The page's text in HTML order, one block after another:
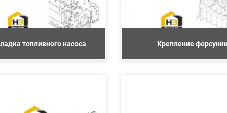
топливного насоса Крепление